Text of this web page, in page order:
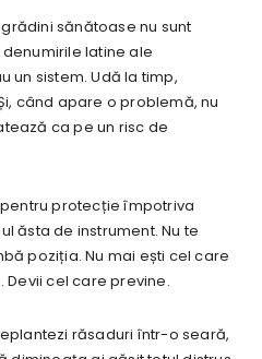
sănătoase nu sunt
latine ale
un sistem. Udă la timp,
când apare o problemă, nu
ca pe un risc de
protecție împotriva
ăsta de instrument. Nu te
poziția. Nu mai ești cel care
cel care previne.
răsaduri într-o seară,